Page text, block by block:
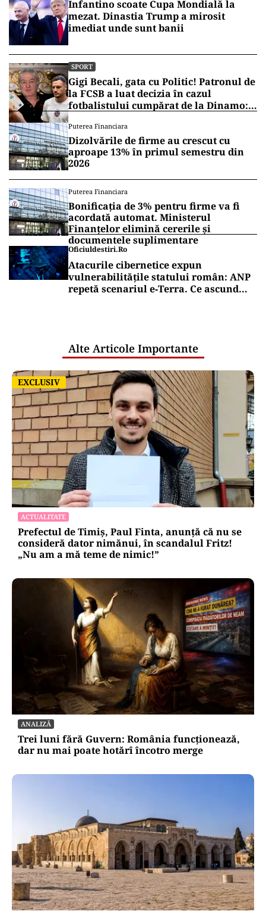
Infantino scoate Cupa Mondială la
mezat. Dinastia Trump a mirosit
imediat unde sunt banii
SPORT
Gigi Becali, gata cu Politic! Patronul de
la FCSB a luat decizia în cazul
fotbalistului cumpărat de la Dinamo:
Puterea Financiara
Dizolvările de firme au crescut cu
aproape 13% în primul semestru din
2026
Puterea Financiara
Bonificația de 3% pentru firme va fi
acordată automat. Ministerul
Finanțelor elimină cererile și
documentele suplimentare
Oficiuldestiri.ro
Atacurile cibernetice expun
vulnerabilitățile statului român: ANP
repetă scenariul e‑Terra. Ce ascund
Alte Articole Importante
EXCLUSIV
EXCLUSIV
ACTUALITATE
Prefectul de Timiș, Paul Finta, anunță că nu se
consideră dator nimănui, în scandalul Fritz!
„Nu am a mă teme de nimic!”
ANALIZĂ
Trei luni fără Guvern: România funcționează,
dar nu mai poate hotărî încotro merge